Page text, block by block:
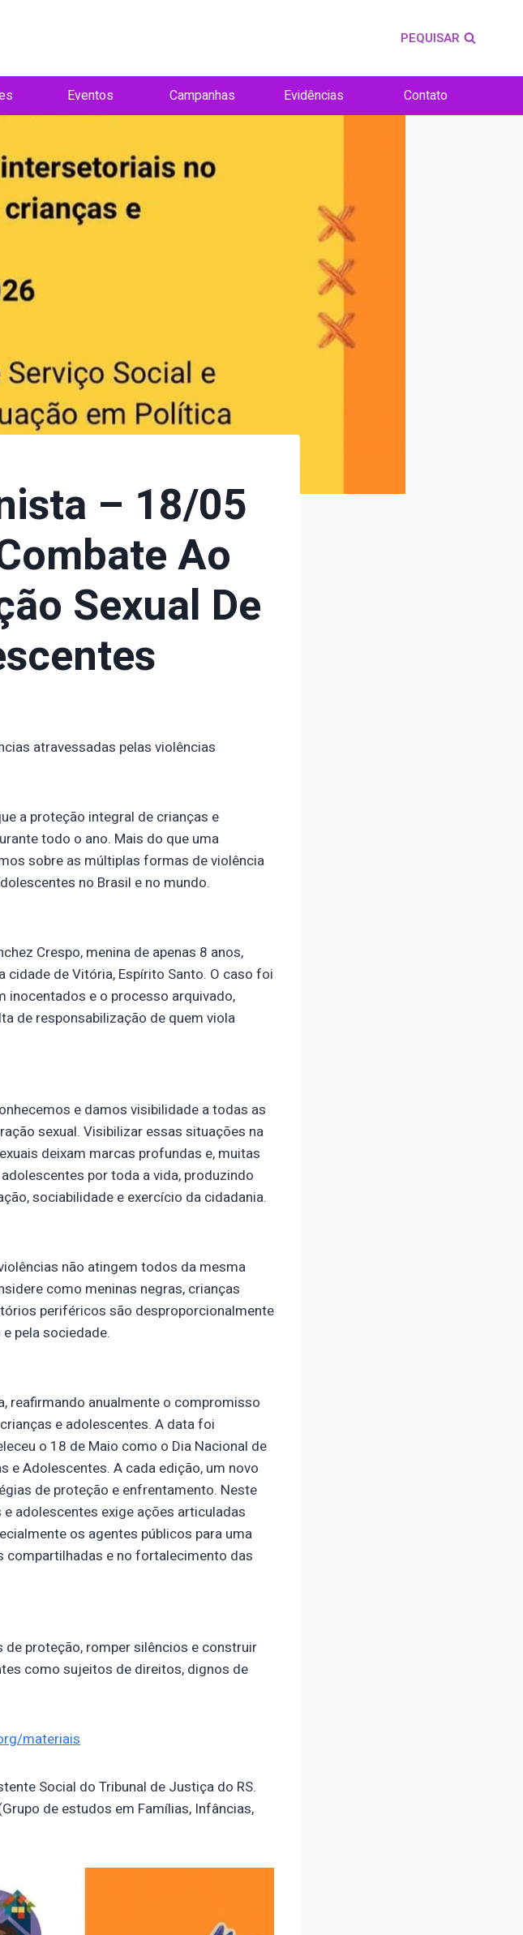
PEQUISAR
Eventos Campanhas Evidências Contato
– 18/05
Ao
Sexual De
atravessadas pelas violências
a proteção integral de crianças e
todo o ano. Mais do que uma
sobre as múltiplas formas de violência
no Brasil e no mundo.
Crespo, menina de apenas 8 anos,
de Vitória, Espírito Santo. O caso foi
inocentados e o processo arquivado,
de responsabilização de quem viola
e damos visibilidade a todas as
sexual. Visibilizar essas situações na
deixam marcas profundas e, muitas
por toda a vida, produzindo
sociabilidade e exercício da cidadania.
não atingem todos da mesma
como meninas negras, crianças
periféricos são desproporcionalmente
pela sociedade.
reafirmando anualmente o compromisso
e adolescentes. A data foi
o 18 de Maio como o Dia Nacional de
e Adolescentes. A cada edição, um novo
de proteção e enfrentamento. Neste
adolescentes exige ações articuladas
os agentes públicos para uma
compartilhadas e no fortalecimento das
proteção, romper silêncios e construir
como sujeitos de direitos, dignos de
materiais
Social do Tribunal de Justiça do RS.
de estudos em Famílias, Infâncias,